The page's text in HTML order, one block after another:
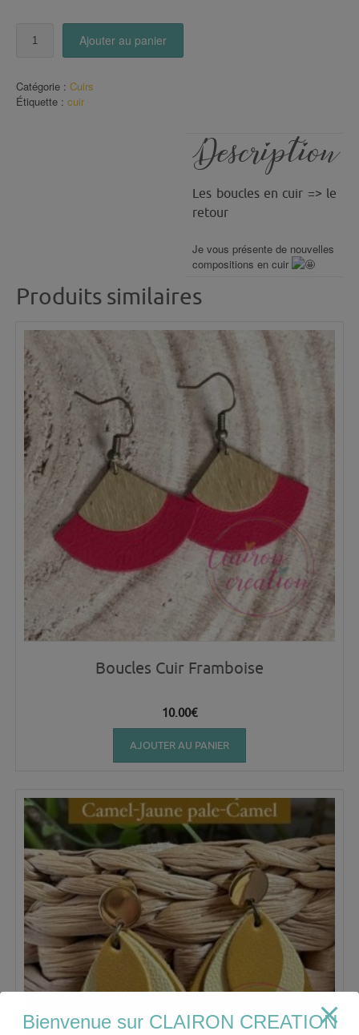
CUIR
Dorées
Ajouter au panier
Catégorie : Cuirs
Étiquette : cuir
Description
Les boucles en cuir => le
retour
Je vous présente de nouvelles
compositions en cuir
Produits similaires
Boucles Cuir Framboise
10.00€
AJOUTER AU PANIER
Bienvenue sur CLAIRON CREATION